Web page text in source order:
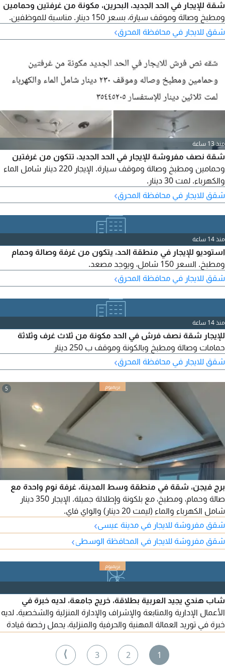
شقة للإيجار في الحد الجديد، البحرين، مكونة من غرفتين وحمامين
ومطبخ وصالة وموقف سيارة، بسعر 150 دينار. مناسبة للموظفين.
شقق للايجار في محافظة المحرق›
منذ 13 ساعة
شقة نصف مفروشة للإيجار في الحد الجديد، تتكون من غرفتين
وحمامين ومطبخ وصالة وموقف سيارة. الإيجار 220 دينار شامل الماء
والكهرباء. لمت 30 دينار.
شقق للايجار في محافظة المحرق›
منذ 14 ساعة
استوديو للإيجار في منطقة الحد، يتكون من غرفة وصالة وحمام
ومطبخ. السعر 150 شامل، ويوجد مصعد.
شقق للايجار في محافظة المحرق›
منذ 14 ساعة
للإيجار شقة نصف فرش في الحد مكونة من ثلاث غرف وثلاثة
حمامات وصالة ومطبخ وبالكونة وموقف ب 250 دينار
شقق للايجار في محافظة المحرق›
5
برج فيجن، شقة في منطقة وسط المدينة، غرفة نوم واحدة مع
صالة وحمام، ومطبخ، مع بلكونة وإطلالة جميلة. الإيجار 350 دينار
شامل الكهرباء والماء (ليمت 20 دينار) والواي فاي.
شقق مفروشة للايجار في مدينة عيسى›
شقق مفروشة للايجار في المحافظة الوسطى›
شاب هندي يجيد العربية بطلاقة، خريج جامعة، لديه خبرة في
الأعمال الإدارية والمتابعة والإشراف والإدارة المنزلية والشخصية. لديه
خبرة في توريد العمالة المهنية والحرفية والمنزلية، يحمل رخصة قيادة
خبرة في دول الخليج.
1
2
3
⟩